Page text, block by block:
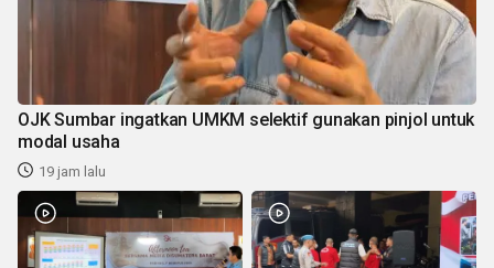
OJK Sumbar ingatkan UMKM selektif gunakan pinjol untuk
modal usaha
19 jam lalu